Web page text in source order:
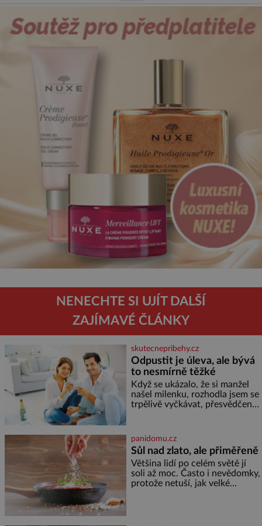
NENECHTE SI UJÍT DALŠÍ
ZAJÍMAVÉ ČLÁNKY
skutecnepribehy.cz
Odpustit je úleva, ale bývá
to nesmírně těžké
Když se ukázalo, že si manžel
našel milenku, rozhodla jsem se
trpělivě vyčkávat, přesvědčena,
nejtěžších věcí na světě. Ale
každý, kdo s tím má nějaké
zkušenosti, se zapřísahá, že
pokud odpustíte, znatelně se
vám uleví. Když se ke mně
doneslo, že si manžel pořídil
panidomu.cz
Sůl nad zlato, ale přiměřeně
Většina lidí po celém světě jí
soli až moc. Často i nevědomky,
protože netuší, jak velké
sladkých. Sůl je zdravá Ale v